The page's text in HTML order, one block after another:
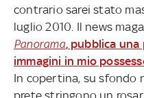
contrario sarei stato
luglio 2010. Il news
Panorama, pubblica una
immagini in mio
In copertina, su sfondo
prete stringono un